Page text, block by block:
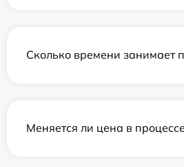
Сколько времени занимает
Меняется ли цена в